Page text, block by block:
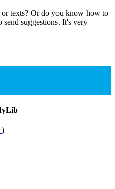
texts? Or do you know how to
suggestions. It's very
)